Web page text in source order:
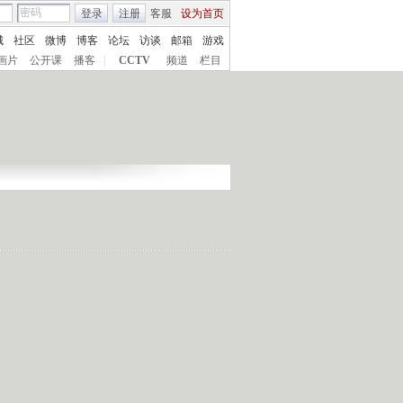
客服 设为首页
登录 注册
社区 微博 博客 论坛 访谈 邮箱
游戏
片
公开课 播客 CCTV 频道 栏目